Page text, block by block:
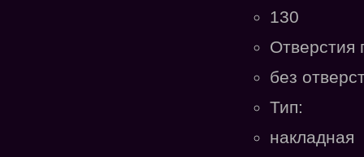
130
Отверстия
без
Тип:
накладная